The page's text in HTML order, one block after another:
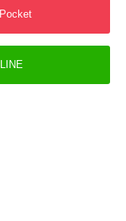
Pocket
LINE